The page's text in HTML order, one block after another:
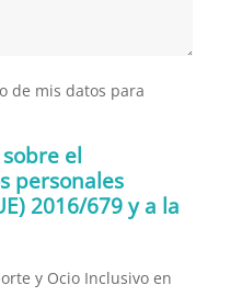
de mis datos para
el
personales
2016/679 y a la
y Ocio Inclusivo en